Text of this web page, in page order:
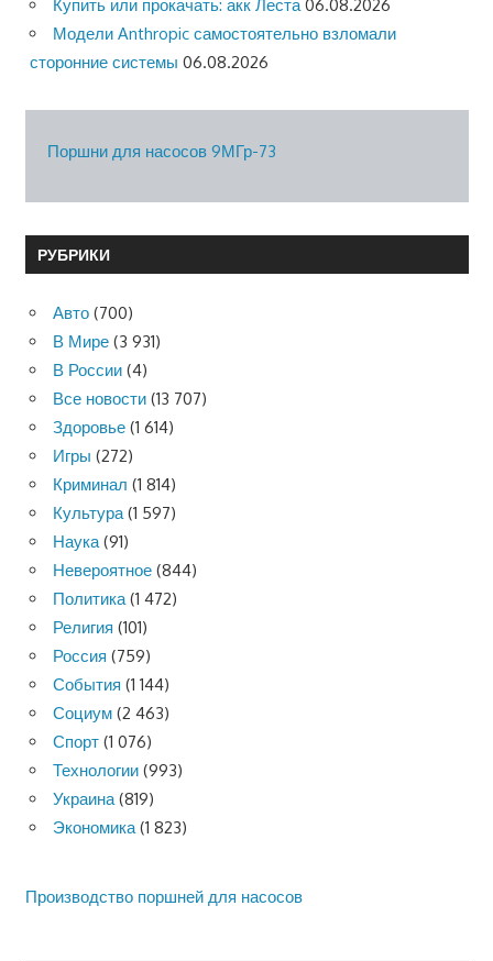
Купить или прокачать: акк Леста 06.08.2026
Модели Anthropic самостоятельно взломали
сторонние системы 06.08.2026
Поршни для насосов 9МГр-73
РУБРИКИ
Авто (700)
В Мире (3 931)
В России (4)
Все новости (13 707)
Здоровье (1 614)
Игры (272)
Криминал (1 814)
Культура(1 597)
Наука(91)
Невероятное (844)
Политика(1 472)
Религия (101)
Россия (759)
События (1 144)
Социум (2 463)
Спорт (1 076)
Технологии (993)
Украина(819)
Экономика(1 823)
Производство поршней для насосов